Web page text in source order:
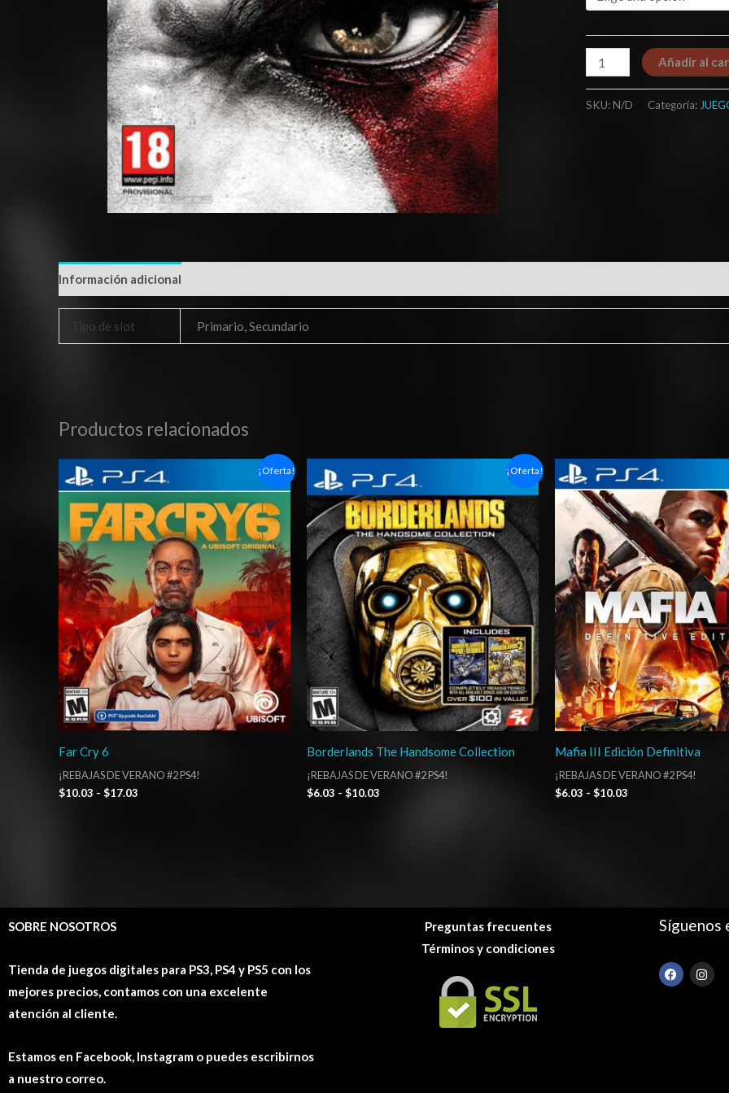
Añadir al
SKU:N/D Categoría:
Información adicional
Tipo de slot Primario, Secundario
Productos relacionados
¡Oferta!
Far Cry 6
¡REBAJAS DE VERANO #2 PS4!
$10.03 - $17.03
Rango
de
precios:
desde
$10.03
hasta
$17.03
¡Oferta!
Borderlands The Handsome Collection
¡REBAJAS DE VERANO #2 PS4!
$6.03 - $10.03
de
precios:
desde
$6.03
hasta
$10.03
Mafia III Edición Definitiva
¡REBAJAS DE VERANO #2 PS4!
$6.03 - $10.03
Rango
de
precios:
desde
$6.03
hasta
$10.03
SOBRE NOSOTROS
Tienda de juegos digitales para PS3, PS4 y PS5 con los
mejores precios, contamos con una excelente
atención al cliente.
Estamos en Facebook, Instagram o puedes escribirnos
a nuestro correo.
Preguntas frecuentes
Términos y condiciones
Síguenos
F
a
c
I
n
s